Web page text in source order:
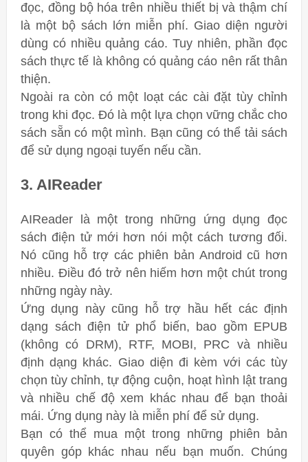
đọc, đồng bộ hóa trên nhiều thiết bị và thậm chí
là một bộ sách lớn miễn phí. Giao diện người
dùng có nhiều quảng cáo. Tuy nhiên, phần đọc
sách thực tế là không có quảng cáo nên rất thân
thiện.
Ngoài ra còn có một loạt các cài đặt tùy chỉnh
trong khi đọc. Đó là một lựa chọn vững chắc cho
sách sẵn có một mình. Bạn cũng có thể tải sách
để sử dụng ngoại tuyến nếu cần.
3. AIReader
AIReader là một trong những ứng dụng đọc
sách điện tử mới hơn nói một cách tương đối.
Nó cũng hỗ trợ các phiên bản Android cũ hơn
nhiều. Điều đó trở nên hiếm hơn một chút trong
những ngày này.
Ứng dụng này cũng hỗ trợ hầu hết các định
dạng sách điện tử phổ biến, bao gồm EPUB
(không có DRM), RTF, MOBI, PRC và nhiều
định dạng khác. Giao diện đi kèm với các tùy
chọn tùy chỉnh, tự động cuộn, hoạt hình lật trang
và nhiều chế độ xem khác nhau để bạn thoải
mái. Ứng dụng này là miễn phí để sử dụng.
Bạn có thể mua một trong những phiên bản
quyên góp khác nhau nếu bạn muốn. Chúng